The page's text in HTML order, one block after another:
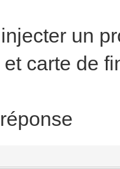
un
carte de